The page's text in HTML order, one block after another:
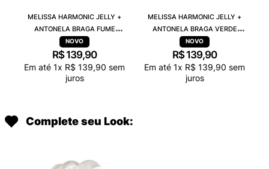
MELISSA HARMONIC JELLY +
ANTONELA BRAGA FUME
TRANSPARENTE 38263
R$ 139,90
Em até 1x R$ 139,90 sem
juros
MELISSA HARMONIC JELLY +
ANTONELA BRAGA VERDE
TRANSPARENTE 38263
R$ 139,90
Em até 1x R$ 139,90 sem
juros
Complete seu Look: